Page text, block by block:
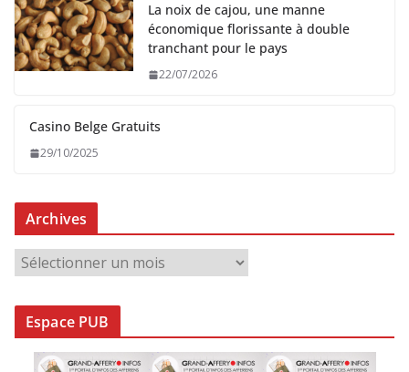
La noix de cajou, une manne
économique florissante à double
tranchant pour le pays
22/07/2026
Casino Belge Gratuits
29/10/2025
Archives
c
Espace PUB